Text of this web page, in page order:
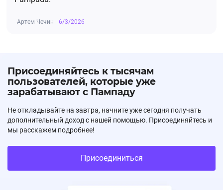
Артем Чечин 6/3/2026
Присоединяйтесь к тысячам
пользователей, которые уже
зарабатывают с Пампаду
Не откладывайте на завтра, начните уже сегодня получать
дополнительный доход с нашей помощью. Присоединяйтесь и
мы расскажем подробнее!
Присоединиться